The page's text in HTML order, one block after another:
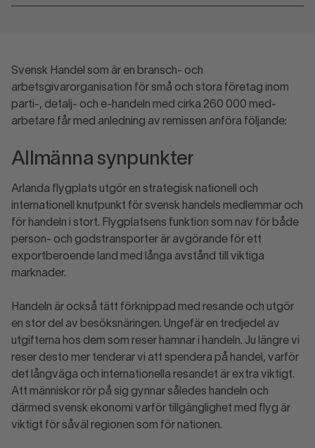
Svensk Handel som är en bransch- och
arbetsgivarorganisation för små och stora företag inom
parti-, detalj- och e-handeln med cirka 260 000 med­
arbetare får med anledning av remissen anföra följande:
Allmänna synpunkter
Arlanda flygplats utgör en strategisk nationell och
internationell knutpunkt för svensk handels medlemmar och
för handeln i stort. Flygplatsens funktion som nav för både
person- och godstransporter är avgörande för ett
exportberoende land med långa avstånd till viktiga
marknader.
Handeln är också tätt förknippad med resande och utgör
en stor del av besöksnäringen. Ungefär en tredjedel av
utgifterna hos dem som reser hamnar i handeln. Ju längre vi
reser desto mer tenderar vi att spendera på handel, varför
det långväga och internationella resandet är extra viktigt.
Att människor rör på sig gynnar således handeln och
därmed svensk ekonomi varför tillgänglighet med flyg är
viktigt för såväl regionen som för nationen.